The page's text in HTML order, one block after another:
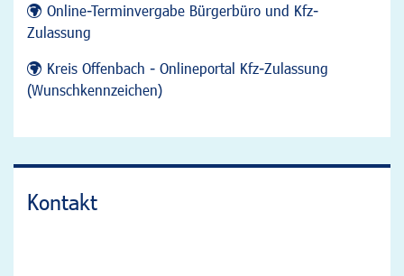
Online-Terminvergabe Bürgerbüro und Kfz-
Zulassung
Kreis Offenbach - Onlineportal Kfz-Zulassung
(Wunschkennzeichen)
Kontakt